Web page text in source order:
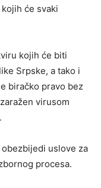
će svaki
kojih će biti
Srpske, a tako i
biračko pravo bez
virusom
obezbijedi uslove za
procesa.